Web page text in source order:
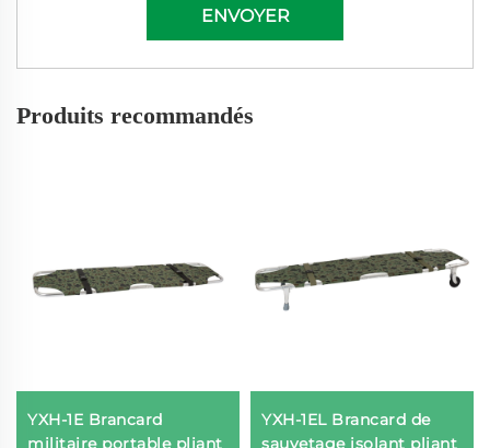
ENVOYER
Produits recommandés
YXH-1E Brancard
militaire portable pliant
YXH-1EL Brancard de
sauvetage isolant pliant